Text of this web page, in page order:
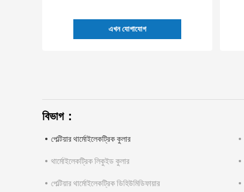
এখন যোগাযোগ
বিভাগ：
পেল্টিয়ার থার্মোইলেকট্রিক কুলার
থার্মোইলেকট্রিক লিকুইড কুলার
পেল্টিয়ার থার্মোইলেকট্রিক ডিহিউমিডিফায়ার